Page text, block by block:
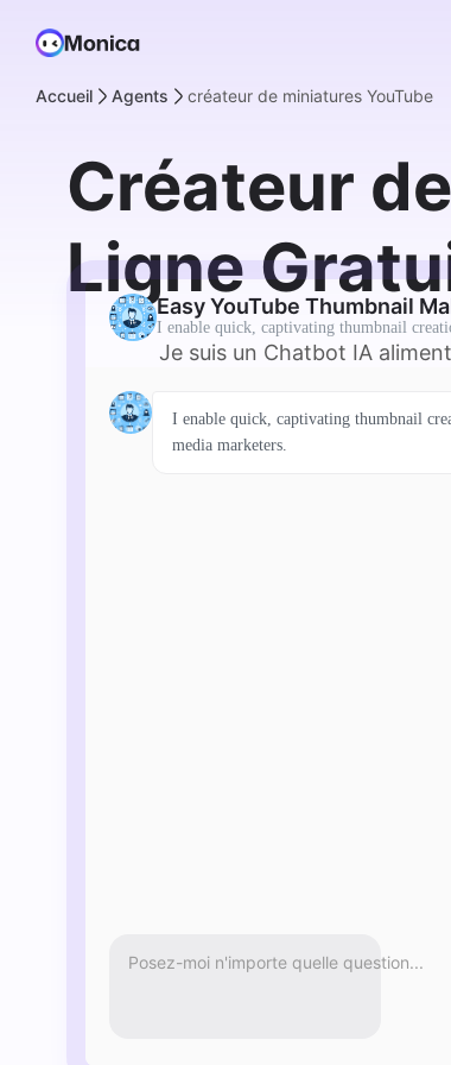
Accueil Agents créateur de miniatures YouTube
Créateur
Ligne
Je suis un Chatbot IA
Easy YouTube Thumbnail
I enable quick, captivating thumbnail
I enable quick, captivating thumbnail
media marketers.
Posez-moi n'importe quelle question...